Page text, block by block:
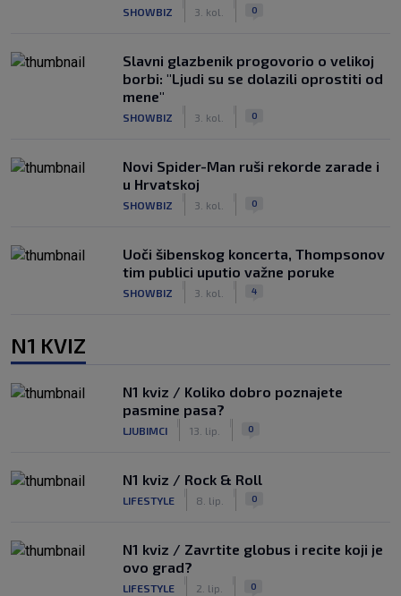
SHOWBIZ 3. kol. 0
Slavni glazbenik progovorio o velikoj
borbi: "Ljudi su se dolazili oprostiti od
mene"
SHOWBIZ 3. kol. 0
Novi Spider-Man ruši rekorde zarade i
u Hrvatskoj
SHOWBIZ 3. kol. 0
Uoči šibenskog koncerta, Thompsonov
tim publici uputio važne poruke
SHOWBIZ 3. kol. 4
N1 KVIZ
N1 kviz / Koliko dobro poznajete
pasmine pasa?
LJUBIMCI 13. lip. 0
N1 kviz / Rock & Roll
LIFESTYLE 8. lip. 0
N1 kviz / Zavrtite globus i recite koji je
ovo grad?
LIFESTYLE 2. lip. 0